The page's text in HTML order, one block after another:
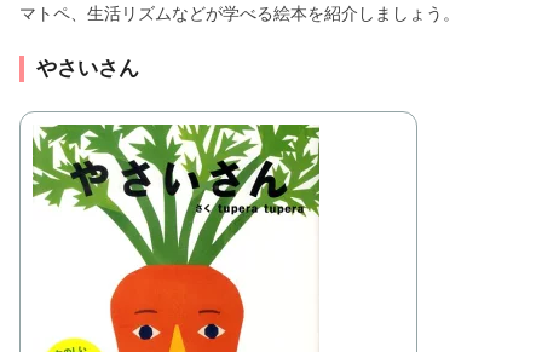
マトペ、生活リズムなどが学べる絵本を紹介しましょう。
やさいさん